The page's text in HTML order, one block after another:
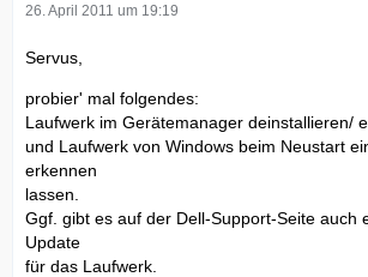
26. April 2011 um 19:19
Servus,
probier' mal folgendes:
Laufwerk im Gerätemanager deinstallieren/
und Laufwerk von Windows beim Neustart
erkennen
lassen.
Ggf. gibt es auf der Dell-Support-Seite auch
Update
für das Laufwerk.